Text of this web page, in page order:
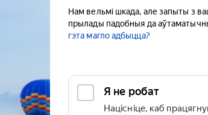
Нам вельмі шкада, але запыты з
прылады падобныя да
гэта магло адбыцца?
Я не робат
Націсніце, каб